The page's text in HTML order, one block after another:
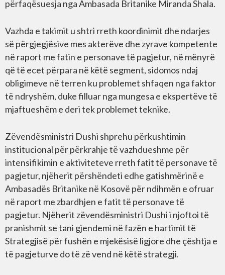
përfaqësuesja nga Ambasada Britanike Miranda Shala.
Vazhda e takimit u shtri rreth koordinimit dhe ndarjes
së përgjegjësive mes akterëve dhe zyrave kompetente
në raport me fatin e personave të pagjetur, në mënyrë
që të ecet përpara në këtë segment, sidomos ndaj
obligimeve në terren ku problemet shfaqen nga faktor
të ndryshëm, duke filluar nga mungesa e ekspertëve të
mjaftueshëm e deri tek problemet teknike.
Zëvendësministri Dushi shprehu përkushtimin
institucional për përkrahje të vazhdueshme për
intensifikimin e aktiviteteve rreth fatit të personave të
pagjetur, njëherit përshëndeti edhe gatishmërinë e
Ambasadës Britanike në Kosovë për ndihmën e ofruar
në raport me zbardhjen e fatit të personave të
pagjetur. Njëherit zëvendësministri Dushi i njoftoi të
pranishmit se tani gjendemi në fazën e hartimit të
Strategjisë për fushën e mjekësisë ligjore dhe çështja e
të pagjeturve do të zë vend në këtë strategji.